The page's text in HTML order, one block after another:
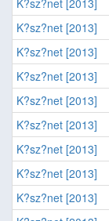
K?sz?net [2013]
K?sz?net [2013]
K?sz?net [2013]
K?sz?net [2013]
K?sz?net [2013]
K?sz?net [2013]
K?sz?net [2013]
K?sz?net [2013]
K?sz?net [2013]